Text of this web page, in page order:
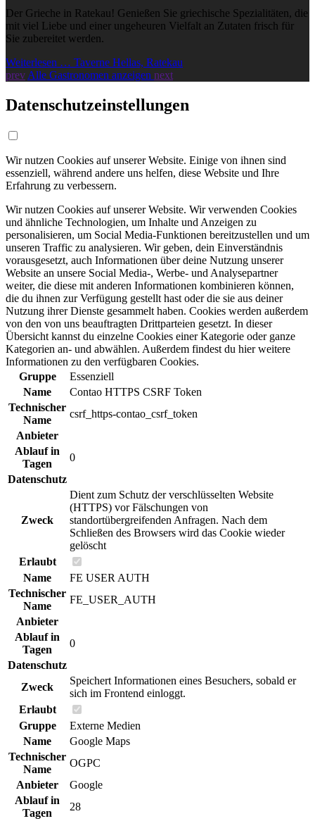
Der Grieche in Ratekau! Genießen Sie griechische Spezialitäten, die
mit viel Liebe und einer ungeheuren Vielfalt an Zutaten frisch für
Sie zubereitet werden.
Weiterlesen … Taverne Hellas, Ratekau
prev Alle Gastronomen anzeigen next
Datenschutzeinstellungen
Wir nutzen Cookies auf unserer Website. Einige von ihnen sind
essenziell, während andere uns helfen, diese Website und Ihre
Erfahrung zu verbessern.
Wir nutzen Cookies auf unserer Website. Wir verwenden Cookies
und ähnliche Technologien, um Inhalte und Anzeigen zu
personalisieren, um Social Media-Funktionen bereitzustellen und um
unseren Traffic zu analysieren. Wir geben, dein Einverständnis
vorausgesetzt, auch Informationen über deine Nutzung unserer
Website an unsere Social Media-, Werbe- und Analysepartner
weiter, die diese mit anderen Informationen kombinieren können,
die du ihnen zur Verfügung gestellt hast oder die sie aus deiner
Nutzung ihrer Dienste gesammelt haben. Cookies werden außerdem
von den von uns beauftragten Drittparteien gesetzt. In dieser
Übersicht kannst du einzelne Cookies einer Kategorie oder ganze
Kategorien an- und abwählen. Außerdem findest du hier weitere
Informationen zu den verfügbaren Cookies.
Gruppe
Essenziell
Name
Contao HTTPS CSRF Token
Technischer
Name
csrf_https-contao_csrf_token
Anbieter
Ablauf in
Tagen
0
Datenschutz
Zweck
Dient zum Schutz der verschlüsselten Website
(HTTPS) vor Fälschungen von
standortübergreifenden Anfragen. Nach dem
Schließen des Browsers wird das Cookie wieder
gelöscht
Erlaubt
Name
FE USER AUTH
Technischer
Name
FE_USER_AUTH
Anbieter
Ablauf in
Tagen
0
Datenschutz
Zweck
Speichert Informationen eines Besuchers, sobald er
sich im Frontend einloggt.
Erlaubt
Gruppe
Externe Medien
Name
Google Maps
Technischer
Name
OGPC
Anbieter
Google
Ablauf in
Tagen
28